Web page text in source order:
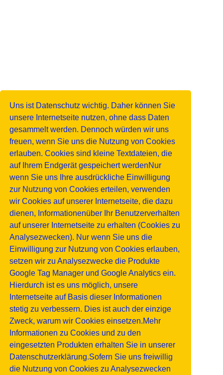
Uns ist Datenschutz wichtig. Daher können Sie
unsere Internetseite nutzen, ohne dass Daten
gesammelt werden. Dennoch würden wir uns
freuen, wenn Sie uns die Nutzung von Cookies
erlauben. Cookies sind kleine Textdateien, die
auf Ihrem Endgerät gespeichert werdenNur
wenn Sie uns Ihre ausdrückliche Einwilligung
zur Nutzung von Cookies erteilen, verwenden
wir Cookies auf unserer Internetseite, die dazu
dienen, Informationenüber Ihr Benutzerverhalten
auf unserer Internetseite zu erhalten (Cookies zu
Analysezwecken). Nur wenn Sie uns die
Einwilligung zur Nutzung von Cookies erlauben,
setzen wir zu Analysezwecke die Produkte
Google Tag Manager und Google Analytics ein.
Hierdurch ist es uns möglich, unsere
Internetseite auf Basis dieser Informationen
stetig zu verbessern. Dies ist auch der einzige
Zweck, warum wir Cookies einsetzen.Mehr
Informationen zu Cookies und zu den
eingesetzten Produkten erhalten Sie in unserer
Datenschutzerklärung.Sofern Sie uns freiwillig
die Nutzung von Cookies zu Analysezwecken